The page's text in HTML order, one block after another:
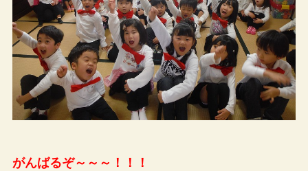
がんばるぞ～～～！！！